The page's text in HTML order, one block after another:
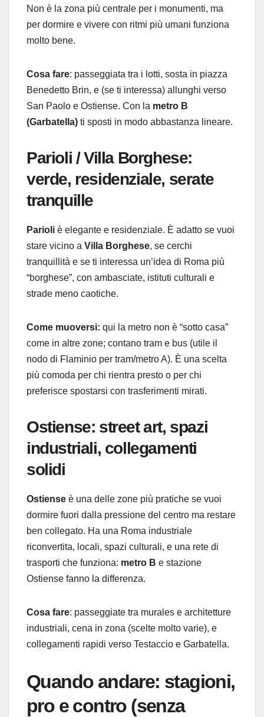
Non è la zona più centrale per i monumenti, ma
per dormire e vivere con ritmi più umani funziona
molto bene.
Cosa fare: passeggiata tra i lotti, sosta in piazza
Benedetto Brin, e (se ti interessa) allunghi verso
San Paolo e Ostiense. Con la metro B
(Garbatella) ti sposti in modo abbastanza lineare.
Parioli / Villa Borghese:
verde, residenziale, serate
tranquille
Parioli è elegante e residenziale. È adatto se vuoi
stare vicino a Villa Borghese, se cerchi
tranquillità e se ti interessa un’idea di Roma più
“borghese”, con ambasciate, istituti culturali e
strade meno caotiche.
Come muoversi: qui la metro non è “sotto casa”
come in altre zone; contano tram e bus (utile il
nodo di Flaminio per tram/metro A). È una scelta
più comoda per chi rientra presto o per chi
preferisce spostarsi con trasferimenti mirati.
Ostiense: street art, spazi
industriali, collegamenti
solidi
Ostiense è una delle zone più pratiche se vuoi
dormire fuori dalla pressione del centro ma restare
ben collegato. Ha una Roma industriale
riconvertita, locali, spazi culturali, e una rete di
trasporti che funziona: metro B e stazione
Ostiense fanno la differenza.
Cosa fare: passeggiate tra murales e architetture
industriali, cena in zona (scelte molto varie), e
collegamenti rapidi verso Testaccio e Garbatella.
Quando andare: stagioni,
pro e contro (senza